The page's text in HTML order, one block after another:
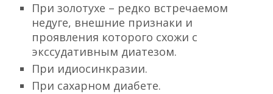
При золотухе – редко встречаемом
недуге, внешние признаки и
проявления которого схожи с
экссудативным диатезом.
При идиосинкразии.
При сахарном диабете.